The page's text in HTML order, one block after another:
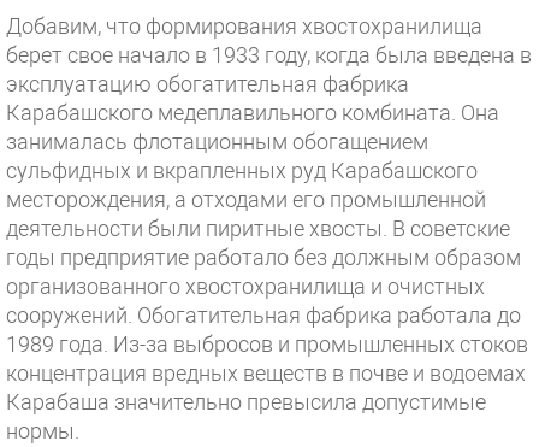
Добавим, что формирования хвостохранилища
берет свое начало в 1933 году, когда была введена в
эксплуатацию обогатительная фабрика
Карабашского медеплавильного комбината. Она
занималась флотационным обогащением
сульфидных и вкрапленных руд Карабашского
месторождения, а отходами его промышленной
деятельности были пиритные хвосты. В советские
годы предприятие работало без должным образом
организованного хвостохранилища и очистных
сооружений. Обогатительная фабрика работала до
1989 года. Из-за выбросов и промышленных стоков
концентрация вредных веществ в почве и водоемах
Карабаша значительно превысила допустимые
нормы.